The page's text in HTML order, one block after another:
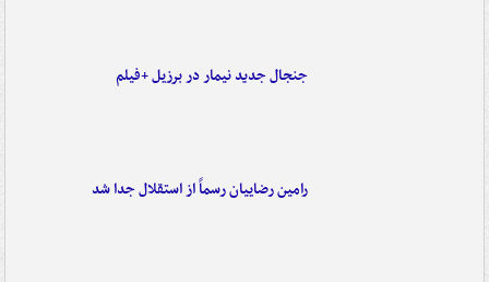
جنجال جدید نیمار در برزیل +فیلم
رامین رضاییان رسماً از استقلال جدا شد